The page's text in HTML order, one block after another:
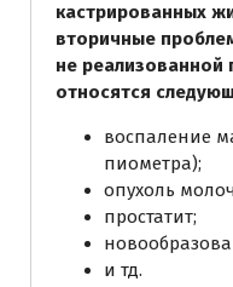
кастрированных
вторичные
не
относятся
воспаление
пиометра);
опухоль
простатит;
и тд.